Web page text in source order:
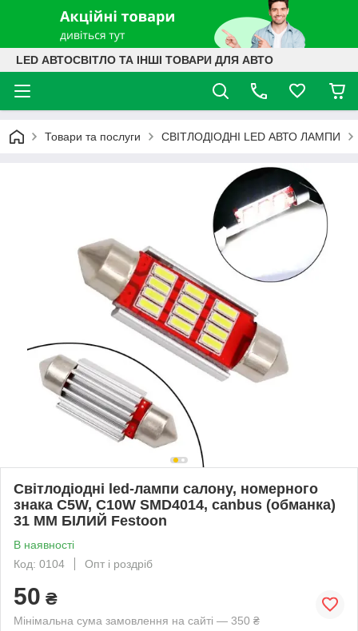
LED АВТОСВІТЛО ТА ІНШІ ТОВАРИ ДЛЯ АВТО
Товари та послуги СВІТЛОДІОДНІ LED АВТО ЛАМПИ
Світлодіодні led-лампи салону, номерного
знака C5W, C10W SMD4014, canbus (обманка)
31 ММ БІЛИЙ Festoon
В наявності
Код: 0104
Опт і роздріб
50 ₴
Мінімальна сума замовлення на сайті — 350 ₴